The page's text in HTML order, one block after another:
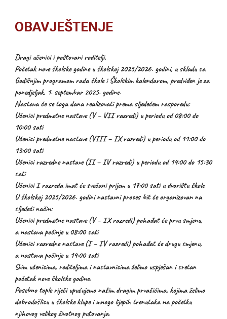
OBAVJEŠTENJE
Dragi učenici i poštovani roditelji,
Početak nove školske godine u školskoj 2025/2026. godini, u skladu sa
Godišnjim programom rada škole i Školskim kalendarom, predviđen je za
ponedjeljak, 1. septembar 2025. godine.
Nastava će se toga dana realizovati prema sljedećem rasporedu:
Učenici predmetne nastave (V – VII razredi) u periodu od 08:00 do
10:00 sati
Učenici predmetne nastave (VIII – IX razredi) u periodu od 11:00 do
13:00 sati
Učenici razredne nastave (II – IV razredi) u periodu od 14:00 do 15:30
sati
Učenici I razreda imat će svečani prijem u 17:00 sati u dvorištu škole
U školskoj 2025/2026. godini nastavni proces bit će organizovan na
sljedeći način:
Učenici predmetne nastave (V – IX razredi) pohađat će prvu smjenu,
a nastava počinje u 08:00 sati
Učenici razredne nastave (I – IV razredi) pohađat će drugu smjenu,
a nastava počinje u 14:00 sati
Svim učenicima, roditeljima i nastavnicima želimo uspješan i sretan
početak nove školske godine.
Posebno tople riječi upućujemo našim dragim prvačićima, kojima želimo
dobrodošlicu u školske klupe i mnogo lijepih trenutaka na početku
njihovog velikog životnog putovanja.